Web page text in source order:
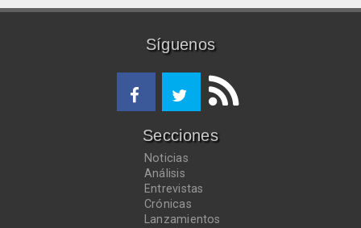
Síguenos
Secciones
Noticias
Análisis
Entrevistas
Crónicas
Lanzamientos